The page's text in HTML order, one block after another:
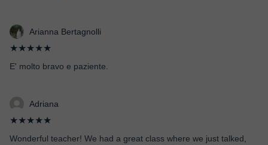
Arianna Bertagnolli
★★★★★
E' molto bravo e paziente.
Adriana
★★★★★
Wonderful teacher! We had a great class where we just talked,